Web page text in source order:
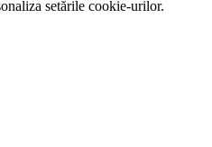
setările cookie-urilor.